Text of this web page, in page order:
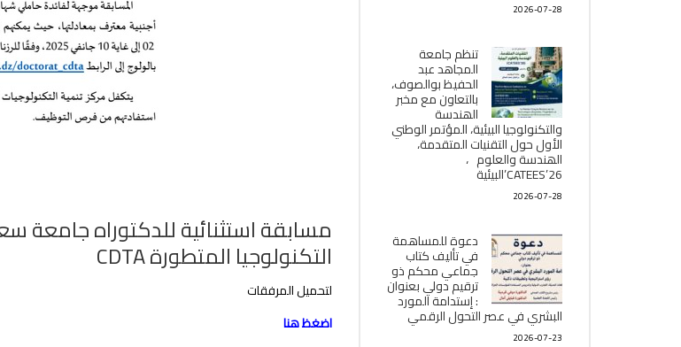
التكنولوجيا المتطورة CDTA
لتحميل المرفقات
اضغظ هنا
2026-07-28
تنظم جامعة
المجاهد عبد
الحفيظ بوالصوف،
بالتعاون مع مخبر
الھندسة
والتكنولوجيا البیئیة، المؤتمر الوطني
الأول حول التقنيات المتقدمة،
الھندسة والعلوم ،
CATEES’26’البیئية
2026-07-28
دعوة للمساهمة
في تأليف كتاب
جماعي محكم ذو
ترقيم دولي بعنوان
: إستدامة المورد
البشري في عصر التحول الرقمي
2026-07-23